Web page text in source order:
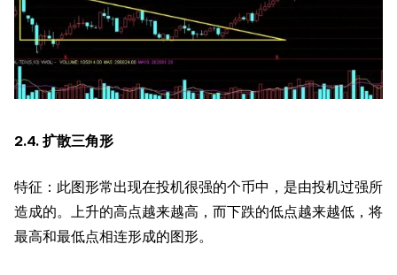
2.4. 扩散三角形
特征：此图形常出现在投机很强的个币中，是由投机过强所
造成的。上升的高点越来越高，而下跌的低点越来越低，将
最高和最低点相连形成的图形。